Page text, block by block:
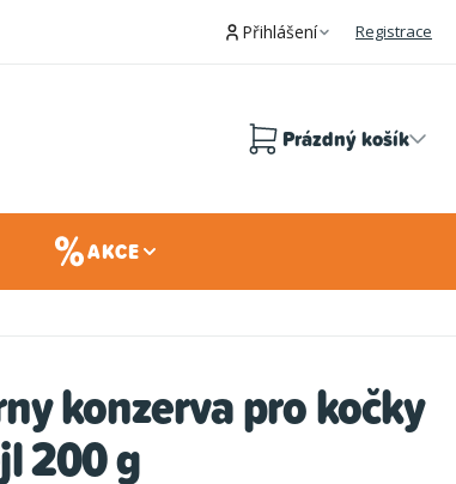
Přihlášení Registrace
Prázdný košík
AKCE
konzerva pro kočky
200 g